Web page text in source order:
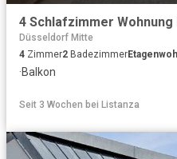
Düsseldorf Mitte
4 Zimmer2 Badezimmer
·Balkon
Seit 3 Wochen bei Listanza